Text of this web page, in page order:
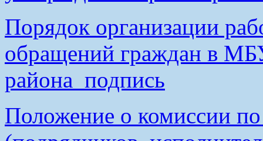
Порядок организации
обращений граждан в
района_подпись
Положение о комиссии